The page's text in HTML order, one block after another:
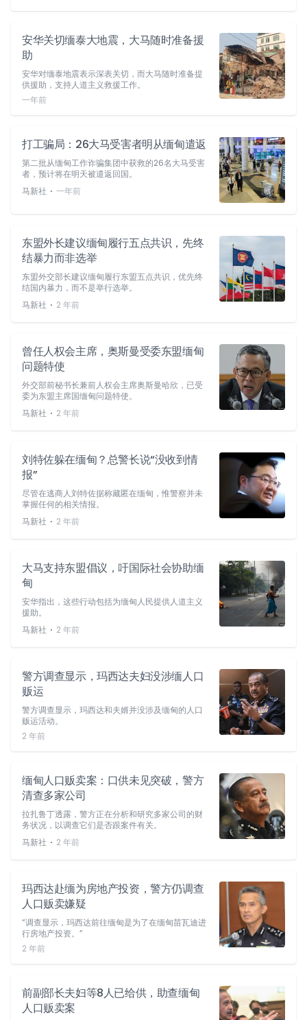
安华关切缅泰大地震，大马随时准备援
助
安华对缅泰地震表示深表关切，而大马随时准备提
供援助，支持人道主义救援工作。
一年前
打工骗局：26大马受害者明从缅甸遣返
第二批从缅甸工作诈骗集团中获救的26名大马受害
者，预计将在明天被遣返回国。
马新社 ⋅ 一年前
东盟外长建议缅甸履行五点共识，先终
结暴力而非选举
东盟外交部长建议缅甸履行东盟五点共识，优先终
结国内暴力，而不是举行选举。
马新社 ⋅ 2 年前
曾任人权会主席，奥斯曼受委东盟缅甸
问题特使
外交部前秘书长兼前人权会主席奥斯曼哈欣，已受
委为东盟主席国缅甸问题特使。
马新社 ⋅ 2 年前
刘特佐躲在缅甸？总警长说“没收到情
报”
尽管在逃商人刘特佐据称藏匿在缅甸，惟警察并未
掌握任何的相关情报。
马新社 ⋅ 2 年前
大马支持东盟倡议，吁国际社会协助缅
甸
安华指出，这些行动包括为缅甸人民提供人道主义
援助。
马新社 ⋅ 2 年前
警方调查显示，玛西达夫妇没涉缅人口
贩运
警方调查显示，玛西达和夫婿并没涉及缅甸的人口
贩运活动。
2 年前
缅甸人口贩卖案：口供未见突破，警方
清查多家公司
拉扎鲁丁透露，警方正在分析和研究多家公司的财
务状况，以调查它们是否跟案件有关。
马新社 ⋅ 2 年前
玛西达赴缅为房地产投资，警方仍调查
人口贩卖嫌疑
“调查显示，玛西达前往缅甸是为了在缅甸苗瓦迪进
行房地产投资。”
2 年前
前副部长夫妇等8人已给供，助查缅甸
人口贩卖案